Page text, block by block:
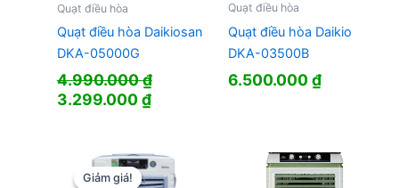
Quạt điều hòa
Quạt điều hòa Daikiosan
DKA-05000G
4.990.000₫
Giá
4.990.000 ₫.
3.299.000₫Giá
là:
3.299.000 ₫.
Quạt điều hòa
Quạt điều hòa Daikio
DKA-03500B
6.500.000₫
Giảm giá!
Giảm giá!